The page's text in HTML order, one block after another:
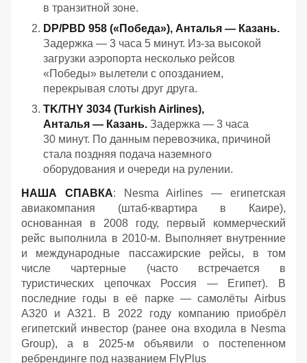
в транзитной зоне.
DP/PBD 958 («Победа»), Анталья — Казань.
Задержка — 3 часа 5 минут. Из‑за высокой
загрузки аэропорта несколько рейсов
«Победы» вылетели с опозданием,
перекрывая слоты друг друга.
TK/THY 3034 (Turkish Airlines),
Анталья — Казань. Задержка — 3 часа
30 минут. По данным перевозчика, причиной
стала поздняя подача наземного
оборудования и очереди на рулении.
НАША СПАВКА: Nesma Airlines — египетская
авиакомпания (штаб-квартира в Каире),
основанная в 2008 году, первый коммерческий
рейс выполнила в 2010-м. Выполняет внутренние
и международные пассажирские рейсы, в том
числе чартерные (часто встречается в
туристических цепочках Россия — Египет). В
последние годы в её парке — самолёты Airbus
A320 и A321. В 2022 году компанию приобрёл
египетский инвестор (ранее она входила в Nesma
Group), а в 2025-м объявили о постепенном
ребрендинге под названием FlyPlus